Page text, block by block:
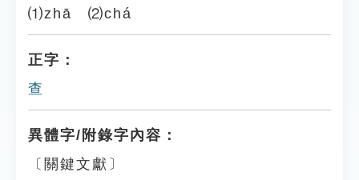
⑴zhā ⑵chá
正字：
查
異體字/附錄字內容：
〔關鍵文獻〕